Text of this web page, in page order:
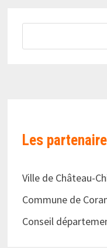
Les
Ville de Château-
Commune de
Conseil